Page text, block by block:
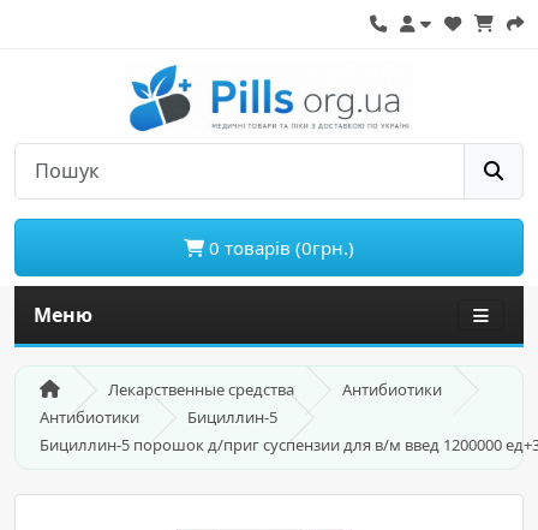
0 товарів (0грн.)
Меню
Лекарственные средства
Антибиотики
Антибиотики
Бициллин-5
Бициллин-5 порошок д/приг суспензии для в/м введ 1200000